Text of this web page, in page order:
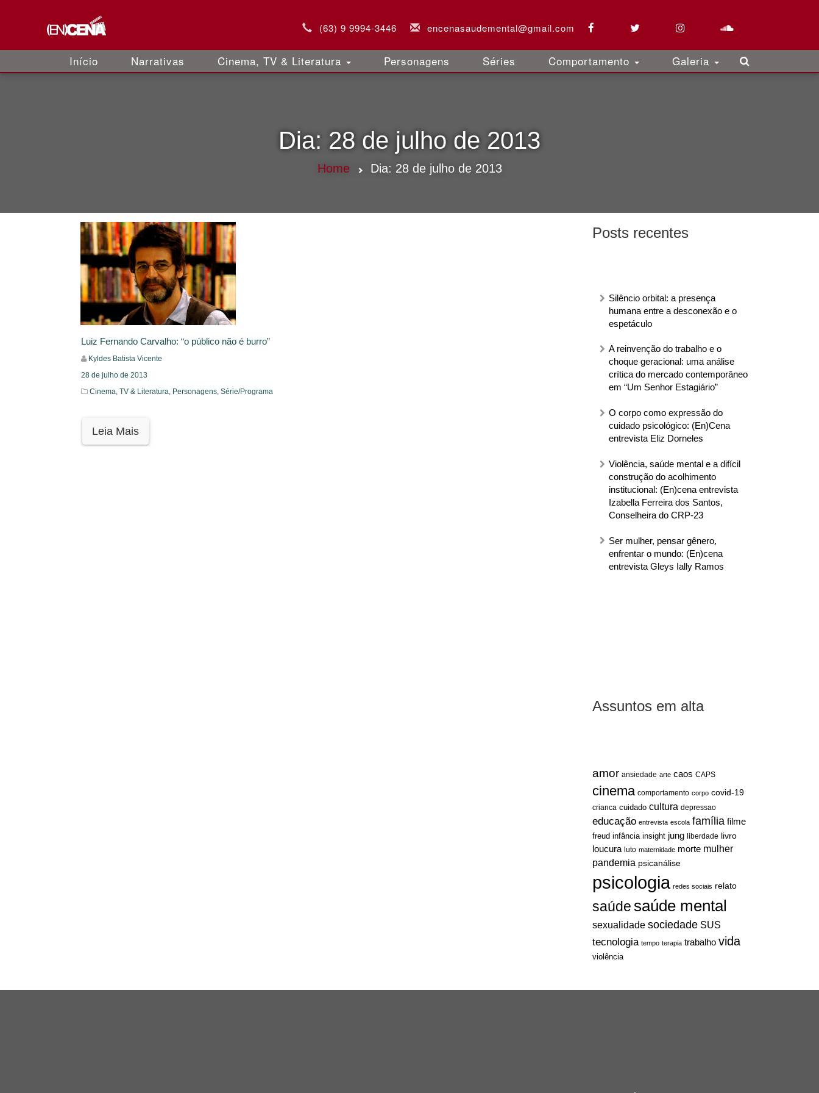
(63) 9 9994-3446 encenasaudemental@gmail.com
Início Narrativas Cinema, TV & Literatura Personagens Séries Comportamento Galeria
Dia: 28 de julho de 2013
Home Dia: 28 de julho de 2013
Posts recentes
Silêncio orbital: a presença
humana entre a desconexão e o
espetáculo
A reinvenção do trabalho e o
choque geracional: uma análise
crítica do mercado contemporâneo
em “Um Senhor Estagiário”
O corpo como expressão do
cuidado psicológico: (En)Cena
entrevista Eliz Dorneles
Violência, saúde mental e a difícil
construção do acolhimento
institucional: (En)cena entrevista
Izabella Ferreira dos Santos,
Conselheira do CRP-23
Ser mulher, pensar gênero,
enfrentar o mundo: (En)cena
entrevista Gleys Ially Ramos
Assuntos em alta
amor ansiedade arte caos CAPS
cinema comportamento corpo covid-19
crianca cuidado cultura depressao
educação entrevista escola família filme
freud infância insight jung liberdade livro
loucura luto maternidade morte mulher
pandemia psicanálise
psicologia redes sociais relato
saúdesaúde mental
sexualidade sociedade SUS
tecnologia tempo terapia trabalho vida
violência
Luiz Fernando Carvalho: “o público não é burro”
Kyldes Batista Vicente
28 de julho de 2013
Cinema, TV & Literatura, Personagens, Série/Programa
Leia Mais